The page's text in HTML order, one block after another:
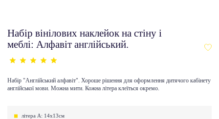
Набір вінілових наклейок на стіну і
меблі: Алфавіт англійський.
Набір "Англійський алфавіт". Хороше рішення для оформлення дитячого кабінету
англійської мови. Можна мити. Кожна літера клеїться окремо.
літера A: 14x13см